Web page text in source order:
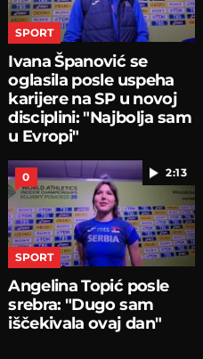
SPORT
Ivana Španović se
oglasila posle uspeha
karijere na SP u novoj
disciplini: "Najbolja sam
u Evropi"
2:13
0
SPORT
Angelina Topić posle
srebra: "Dugo sam
iščekivala ovaj dan"